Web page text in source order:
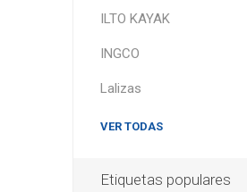
ILTO KAYAK
INGCO
Lalizas
VER TODAS
Etiquetas populares